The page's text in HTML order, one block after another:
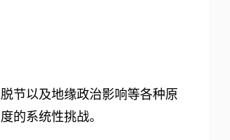
节以及地缘政治影响等各种原
的系统性挑战。